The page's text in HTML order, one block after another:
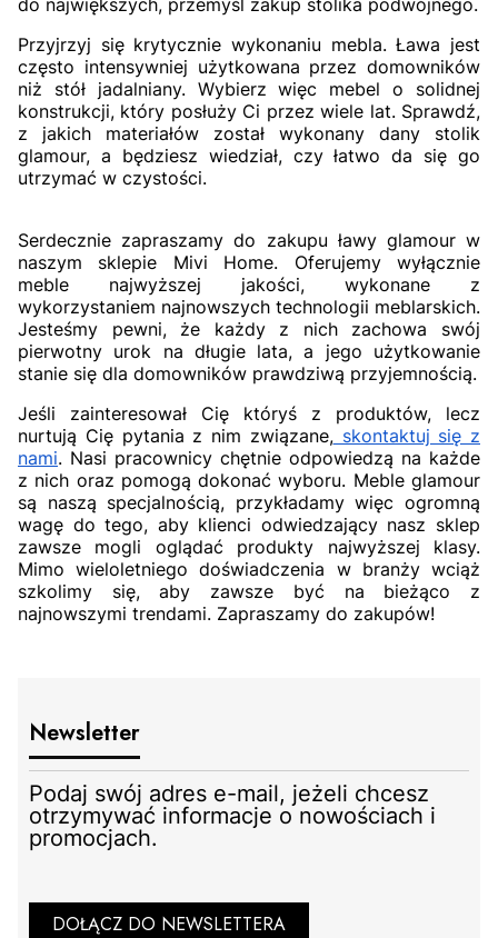
Przyjrzyj się krytycznie wykonaniu mebla. Ława jest
często intensywniej użytkowana przez domowników
niż stół jadalniany. Wybierz więc mebel o solidnej
konstrukcji, który posłuży Ci przez wiele lat. Sprawdź,
z jakich materiałów został wykonany dany stolik
glamour, a będziesz wiedział, czy łatwo da się go
utrzymać w czystości.
Serdecznie zapraszamy do zakupu ławy glamour w
naszym sklepie Mivi Home. Oferujemy wyłącznie
meble najwyższej jakości, wykonane z
wykorzystaniem najnowszych technologii meblarskich.
Jesteśmy pewni, że każdy z nich zachowa swój
pierwotny urok na długie lata, a jego użytkowanie
stanie się dla domowników prawdziwą przyjemnością.
Jeśli zainteresował Cię któryś z produktów, lecz
nurtują Cię pytania z nim związane,skontaktuj się z
nami. Nasi pracownicy chętnie odpowiedzą na każde
z nich oraz pomogą dokonać wyboru. Meble glamour
są naszą specjalnością, przykładamy więc ogromną
wagę do tego, aby klienci odwiedzający nasz sklep
zawsze mogli oglądać produkty najwyższej klasy.
Mimo wieloletniego doświadczenia w branży wciąż
szkolimy się, aby zawsze być na bieżąco z
najnowszymi trendami. Zapraszamy do zakupów!
Newsletter
Podaj swój adres e-mail, jeżeli chcesz
otrzymywać informacje o nowościach i
promocjach.
DOŁĄCZ DO NEWSLETTERA